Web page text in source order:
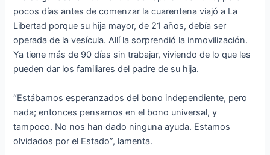
pocos días antes de comenzar la cuarentena viajó a La
Libertad porque su hija mayor, de 21 años, debía ser
operada de la vesícula. Allí la sorprendió la inmovilización.
Ya tiene más de 90 días sin trabajar, viviendo de lo que les
pueden dar los familiares del padre de su hija.
“Estábamos esperanzados del bono independiente, pero
nada; entonces pensamos en el bono universal, y
tampoco. No nos han dado ninguna ayuda. Estamos
olvidados por el Estado”, lamenta.